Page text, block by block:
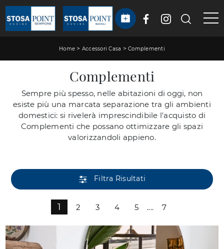
Home > Accessori Casa >Complementi
Complementi
Sempre più spesso, nelle abitazioni di oggi, non
esiste più una marcata separazione tra gli ambienti
domestici: si rivelerà imprescindibile l'acquisto di
Complementi che possano ottimizzare gli spazi
valorizzandoli appieno.
Filtra Risultati
1 2 3 4 5 .... 7